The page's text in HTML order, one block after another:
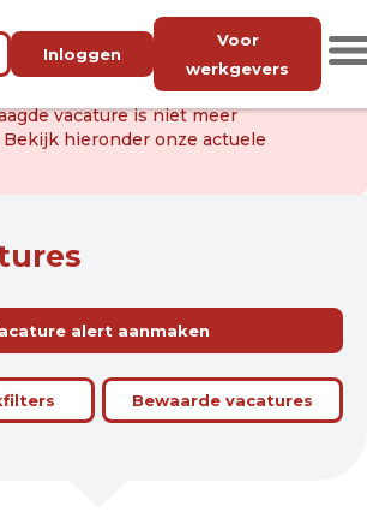
Inloggen
Voor
werkgevers
vacature is niet meer
hieronder onze actuele
alert aanmaken
Bewaarde vacatures